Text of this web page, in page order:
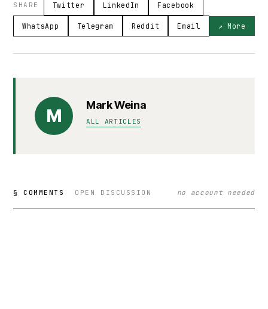
SHARE Twitter LinkedIn Facebook
WhatsApp Telegram Reddit Email ↗ More
M
Mark Weina
ALL ARTICLES
§ COMMENTS OPEN DISCUSSION no account needed